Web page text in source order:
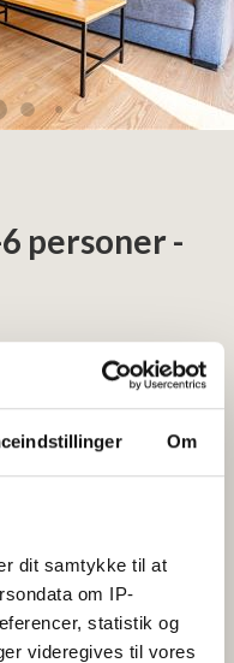
Om
dit samtykke til at
om IP-
statistik og
videregives til vores
personer -
2 sovrum med 2
vardagsrum och
TV, nyare kök
liten frysbox,